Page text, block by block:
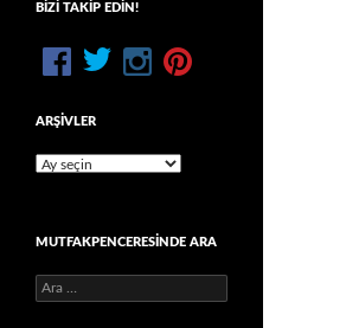
BIZI TAKIP EDIN!
ARŞIVLER
Arşivler
MUTFAKPENCERESINDE ARA
Arama: